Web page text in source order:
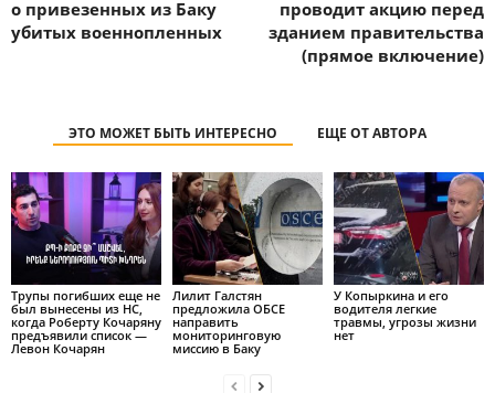
о привезенных из Баку
убитых военнопленных
проводит акцию перед
зданием правительства
(прямое включение)
ЭТО МОЖЕТ БЫТЬ ИНТЕРЕСНО ЕЩЕ ОТ АВТОРА
Трупы погибших еще не
был вынесены из НС,
когда Роберту Кочаряну
предъявили список —
Левон Кочарян
Лилит Галстян
предложила ОБСЕ
направить
мониторинговую
миссию в Баку
У Копыркина и его
водителя легкие
травмы, угрозы жизни
нет